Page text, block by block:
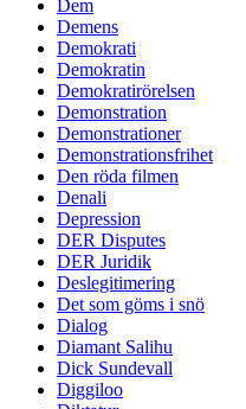
Dem
Demens
Demokrati
Demokratin
Demokratirörelsen
Demonstration
Demonstrationer
Demonstrationsfrihet
Den röda filmen
Denali
Depression
DER Disputes
DER Juridik
Deslegitimering
Det som göms i snö
Dialog
Diamant Salihu
Dick Sundevall
Diggiloo